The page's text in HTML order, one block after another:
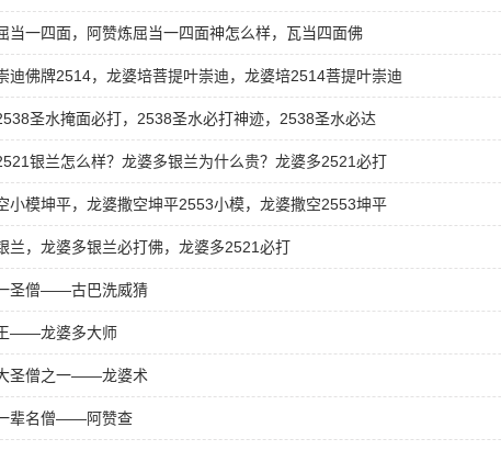
当一四面，阿赞炼屈当一四面神怎么样，瓦当四面佛
迪佛牌2514，龙婆培菩提叶崇迪，龙婆培2514菩提叶崇迪
圣水掩面必打，2538圣水必打神迹，2538圣水必达
银兰怎么样？龙婆多银兰为什么贵？龙婆多2521必打
小模坤平，龙婆撒空坤平2553小模，龙婆撒空2553坤平
兰，龙婆多银兰必打佛，龙婆多2521必打
圣僧——古巴洗威猜
——龙婆多大师
圣僧之一——龙婆术
辈名僧——阿赞查